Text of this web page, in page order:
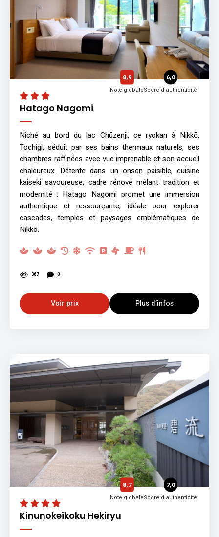
Hatago Nagomi
8,9
Note globale
6,0
Score d'authenticité
Niché au bord du lac Chūzenji, ce ryokan à Nikkō,
Tochigi, séduit par ses bains thermaux naturels, ses
chambres raffinées avec vue imprenable et son accueil
chaleureux. Détente dans un onsen paisible, cuisine
kaiseki savoureuse, cadre rénové mêlant tradition et
modernité : Hatago Nagomi promet une immersion
authentique et ressourçante, idéale pour explorer
cascades, temples et paysages emblématiques de
Nikkō.
367 0
Voir prix Plus d’infos
Kinunokeikoku Hekiryu
8,7
Note globale
7,0
Score d'authenticité